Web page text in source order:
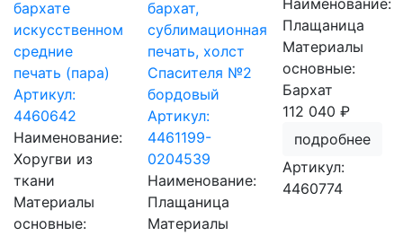
бархате
искусственном
средние
печать (пара)
Артикул:
4460642
Наименование:
Хоругви из
ткани
Материалы
основные:
бархат,
сублимационная
печать, холст
Спасителя №2
бордовый
Артикул:
4461199-
0204539
Наименование:
Плащаница
Материалы
Наименование:
Плащаница
Материалы
основные:
Бархат
112 040 ₽
подробнее
Артикул:
4460774